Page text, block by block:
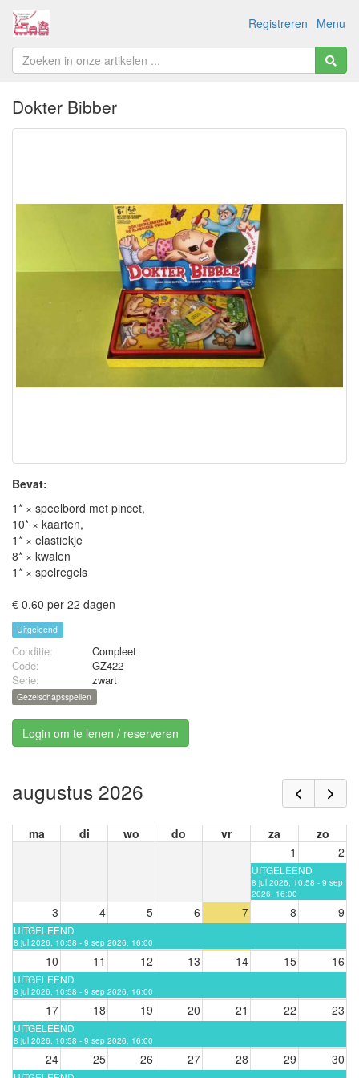
Menu
Registreren
Dokter Bibber
Bevat:
1* × speelbord met pincet,
10* × kaarten,
1* × elastiekje
8* × kwalen
1* × spelregels
€ 0.60 per 22 dagen
Uitgeleend
Conditie:
Compleet
Code:
GZ422
Serie:
zwart
Gezelschapsspellen
Login om te lenen / reserveren
augustus 2026
ma di wo do vr za
zo
1
2
UITGELEEND
8 jul 2026, 10:58 - 9 sep
2026, 16:00
3 4 5 6 7 8 9
UITGELEEND
8 jul 2026, 10:58 - 9 sep 2026, 16:00
10 11 12 13 14 15 16
UITGELEEND
8 jul 2026, 10:58 - 9 sep 2026, 16:00
17 18 19 20 21 22 23
UITGELEEND
8 jul 2026, 10:58 - 9 sep 2026, 16:00
24 25 26 27 28 29 30